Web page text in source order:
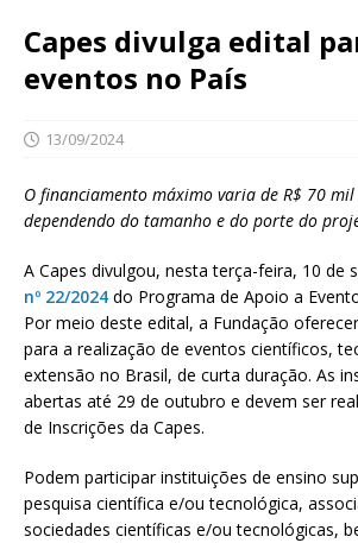
Capes divulga edital
eventos no País
13/09/2024
O financiamento máximo varia de R$ 70
dependendo do tamanho e do porte do
A Capes divulgou, nesta terça-feira, 10 de
nº 22/2024 do Programa de Apoio a
Por meio deste edital, a Fundação
para a realização de eventos científicos,
extensão no Brasil, de curta duração. As
abertas até 29 de outubro e devem ser
de Inscrições da Capes.
Podem participar instituições de ensino
pesquisa científica e/ou tecnológica,
sociedades científicas e/ou tecnológicas,